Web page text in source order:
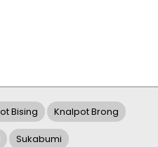
Bising Knalpot Brong
Sukabumi